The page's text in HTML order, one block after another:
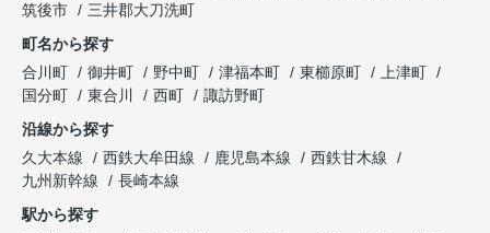
筑後市
三井郡大刀洗町
町名から探す
合川町
御井町 野中町 津福本町 東櫛原町
上津町
国分町
東合川 西町
諏訪野町
沿線から探す
久大本線
西鉄大牟田線 鹿児島本線
西鉄甘木線
九州新幹線
長崎本線
駅から探す